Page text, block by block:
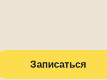
Записаться